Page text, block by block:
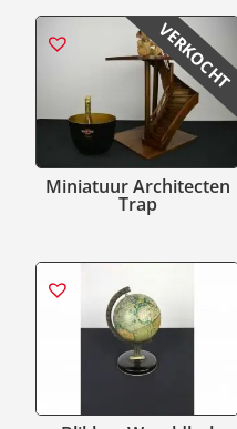
VERKOCHT
Miniatuur Architecten
Trap